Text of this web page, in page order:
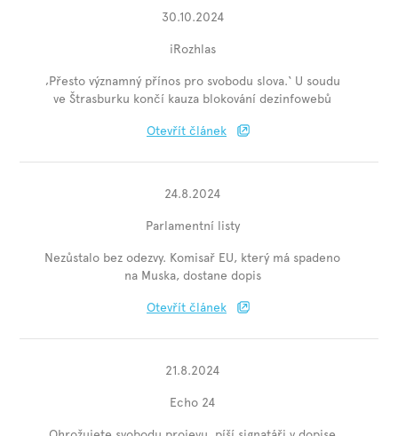
30.10.2024
iRozhlas
‚Přesto významný přínos pro svobodu slova.‘ U soudu
ve Štrasburku končí kauza blokování dezinfowebů
Otevřít článek
24.8.2024
Parlamentní listy
Nezůstalo bez odezvy. Komisař EU, který má spadeno
na Muska, dostane dopis
Otevřít článek
21.8.2024
Echo 24